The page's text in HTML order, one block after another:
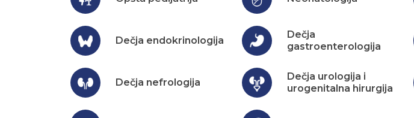
Dečja endokrinologija
Dečja
gastroenterologija
Dečja nefrologija
Dečja urologija i
urogenitalna hirurgija